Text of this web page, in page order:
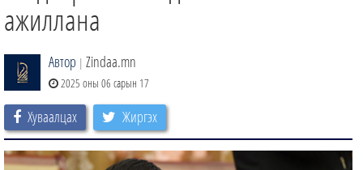
ЗИНДАА СЭТГҮҮЛ
ажиллана
Автор | Zindaa.mn
2025 оны 06 сарын 17
Хуваалцах Жиргэх